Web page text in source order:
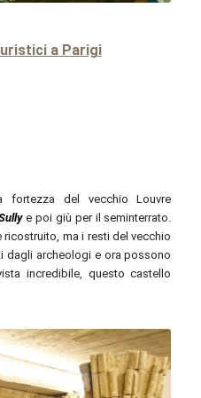
a Parigi
del vecchio Louvre
e poi giù per il seminterrato.
ma i resti del vecchio
dagli archeologi e ora possono
incredibile, questo castello